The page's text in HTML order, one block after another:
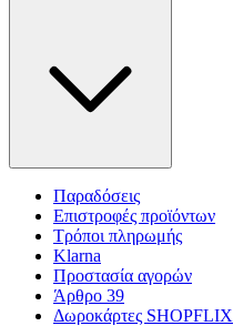
Παραδόσεις
Επιστροφές προϊόντων
Τρόποι πληρωμής
Klarna
Προστασία αγορών
Άρθρο 39
Δωροκάρτες SHOPFLIX